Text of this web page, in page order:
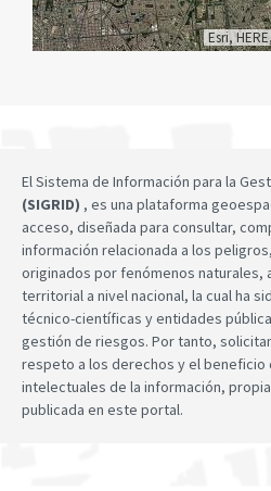
Esri,
El Sistema de Información para la
(SIGRID) , es una plataforma
acceso, diseñada para consultar,
información relacionada a los
originados por fenómenos naturales,
territorial a nivel nacional, la cual ha
técnico-científicas y entidades
gestión de riesgos. Por tanto,
respeto a los derechos y el
intelectuales de la información,
publicada en este portal.